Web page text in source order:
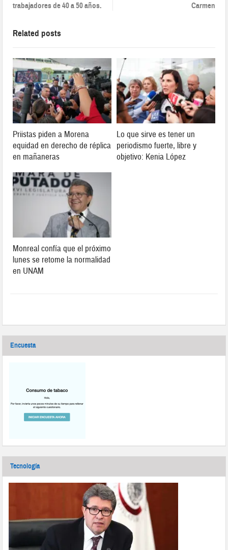
trabajadores de 40 a 50 años.
Carmen
Related posts
Priistas piden a Morena
equidad en derecho de réplica
en mañaneras
Lo que sirve es tener un
periodismo fuerte, libre y
objetivo: Kenia López
Monreal confía que el próximo
lunes se retome la normalidad
en UNAM
Encuesta
Tecnología